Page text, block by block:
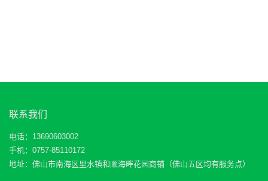
联系我们
电话：13690603002
手机：0757-85110172
地址：佛山市南海区里水镇和顺海畔花园商铺（佛山五区均有服务点）